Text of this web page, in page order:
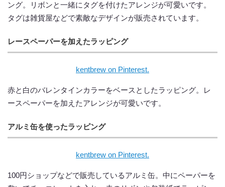
ング。リボンと一緒にタグを付けたアレンジが可愛いです。
タグは雑貨屋などで素敵なデザインが販売されています。
レースペーパーを加えたラッピング
kentbrew on Pinterest.
赤と白のバレンタインカラーをベースとしたラッピング。レ
ースペーパーを加えたアレンジが可愛いです。
アルミ缶を使ったラッピング
kentbrew on Pinterest.
100円ショップなどで販売しているアルミ缶。中にペーパーを